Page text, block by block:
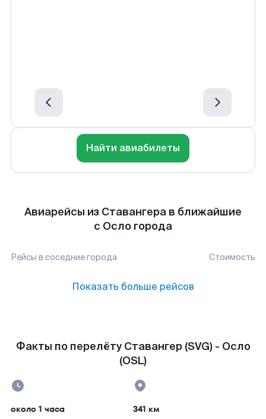
Найти авиабилеты
Авиарейсы из Ставангера в ближайшие
с Осло города
Рейсы в соседние города Стоимость
Показать больше рейсов
Факты по перелёту Ставангер (SVG) - Осло
(OSL)
около 1 часа 341 км